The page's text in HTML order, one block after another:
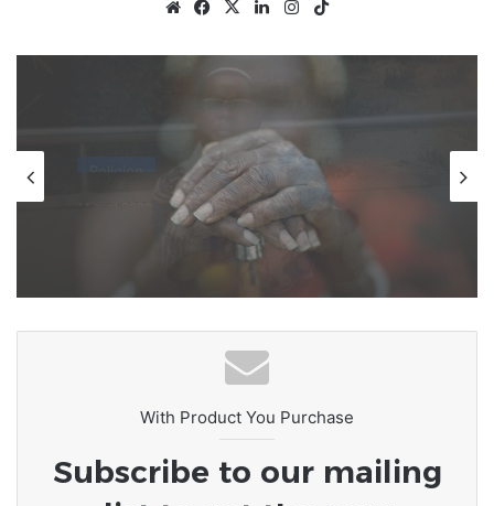
WebsiteFacebook
X LinkedinInstagram
L’Afrique au carrefour des
consciences : le devoir de rompre
avec la culture du naufrage
With Product You Purchase
Subscribe to our mailing